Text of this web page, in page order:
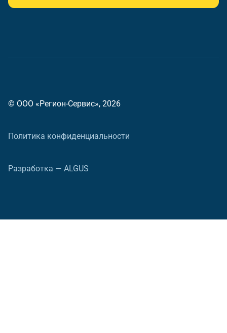
© ООО «Регион-Сервис», 2026
Политика конфиденциальности
Разработка — ALGUS